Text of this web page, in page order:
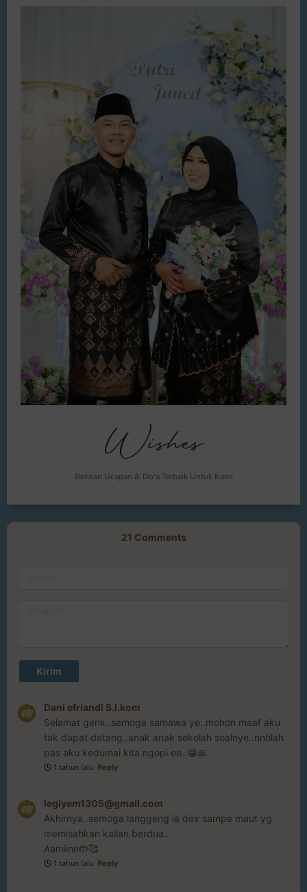
Wishes
Berikan Ucapan & Do'a Terbaik Untuk Kami
21 Comments
Dani efriandi S.I.kom
Selamat genk..semoga samawa ye..mohon maaf aku
tak dapat datang..anak anak sekolah soalnye..nntilah
pas aku kedumai kita ngopi ee..😁🙏
1 tahun lalu Reply
legiyem1305@gmail.com
Akhirnya..semoga langgeng ia dex sampe maut yg
memisahkan kalian berdua..
Aamiinn🤲🥰
1 tahun lalu Reply